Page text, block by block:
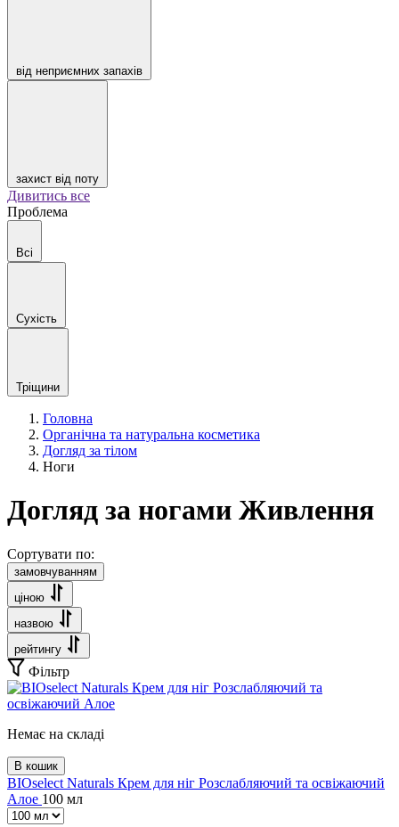
від неприємних запахів
захист від поту
Дивитись все
Проблема
Всі
Сухість
Тріщини
Головна
Органічна та натуральна косметика
Догляд за тілом
Ноги
Догляд за ногами Живлення
Сортувати по:
замовчуванням
ціною
назвою
рейтингу
Фільтр
Немає на складі
В кошик
BIOselect Naturals Крем для ніг Розслабляючий та освіжаючий
Алое 100 мл